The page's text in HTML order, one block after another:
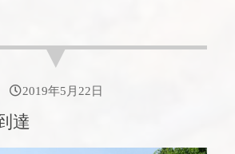
2019年5月22日
達